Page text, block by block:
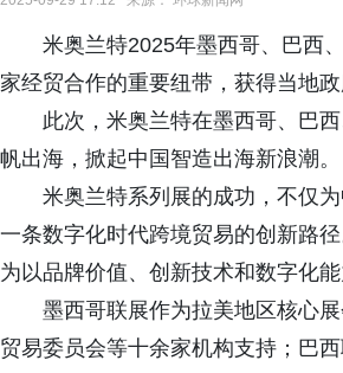
米奥兰特2025年墨西哥、巴西、
家经贸合作的重要纽带，获得当地
此次，米奥兰特在墨西哥、巴西
帆出海，掀起中国智造出海新浪潮。
米奥兰特系列展的成功，不仅为
一条数字化时代跨境贸易的创新路
为以品牌价值、创新技术和数字化
墨西哥联展作为拉美地区核心展
贸易委员会等十余家机构支持；巴